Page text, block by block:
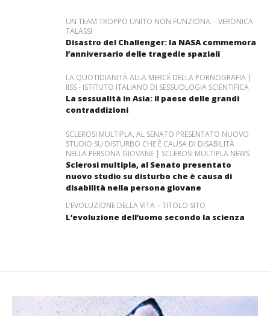
UN TEAM TROPPO UNITO NON FUNZIONA. - VERONICA
TALASSI
Disastro del Challenger: la NASA commemora
l’anniversario delle tragedie spaziali
LA QUOTIDIANITÀ ALLA MERCÉ DELLA PORNOGRAFIA |
IISS - ISTITUTO ITALIANO DI SESSUOLOGIA SCIENTIFICA
La sessualità in Asia: il paese delle grandi
contraddizioni
SCLEROSI MULTIPLA, AL SENATO PRESENTATO NUOVO
STUDIO SU DISTURBO CHE È CAUSA DI DISABILITÀ
NELLA PERSONA GIOVANE | SCLEROSI MULTIPLA NEWS
Sclerosi multipla, al Senato presentato
nuovo studio su disturbo che è causa di
disabilità nella persona giovane
L’EVOLUZIONE DELLA VITA – TITOLO SITO
L’evoluzione dell’uomo secondo la scienza